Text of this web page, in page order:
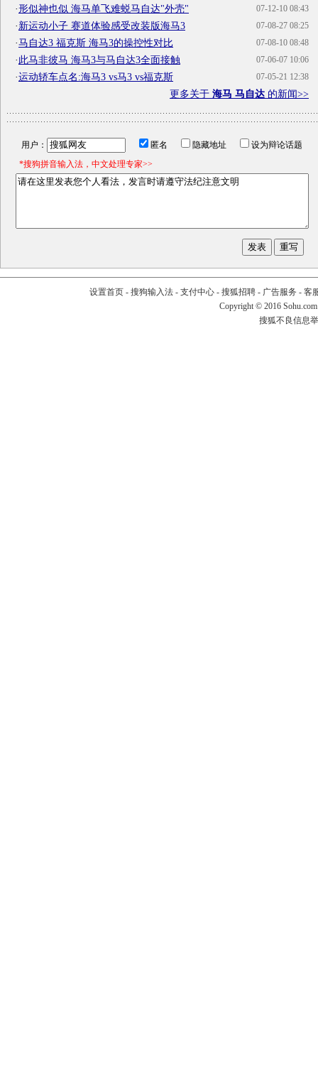
07-12-10 08:43
·形似神也似 海马单飞难蜕马自达"外壳"
07-08-27 08:25
·新运动小子 赛道体验感受改装版海马3
07-08-10 08:48
·马自达3 福克斯 海马3的操控性对比
07-06-07 10:06
·此马非彼马 海马3与马自达3全面接触
07-05-21 12:38
·运动轿车点名:海马3 vs马3 vs福克斯
更多关于 海马 马自达 的新闻>>
用户： 匿名 隐藏地址
设为辩论话题
*搜狗拼音输入法，中文处理专家>>
设置首页- 搜狗输入法- 支付中心- 搜狐招聘- 广告服务 - 客
Copyright © 2016
搜狐不良信息